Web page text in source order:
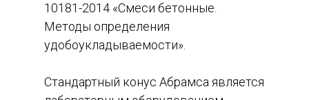
10181-2014 «Смеси бетонные.
Методы определения
удобоукладываемости».
Стандартный конус Абрамса является